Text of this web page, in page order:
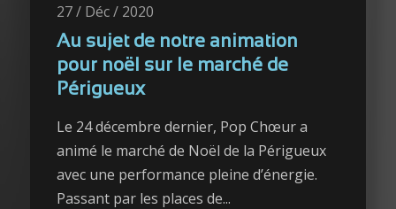
27 / Déc / 2020
Au sujet de notre animation
pour noël sur le marché de
Périgueux
Le 24 décembre dernier, Pop Chœur a
animé le marché de Noël de la Périgueux
avec une performance pleine d’énergie.
Passant par les places de...